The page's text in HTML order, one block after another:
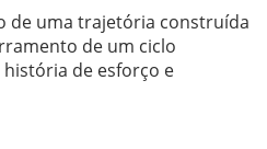
de uma trajetória construída
de um ciclo
de esforço e